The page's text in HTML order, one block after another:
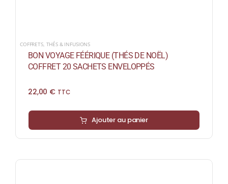
COFFRETS, THÉS & INFUSIONS
BON VOYAGE FÉÉRIQUE (THÉS DE NOËL)
COFFRET 20 SACHETS ENVELOPPÉS
22,00 € TTC
Ajouter au panier